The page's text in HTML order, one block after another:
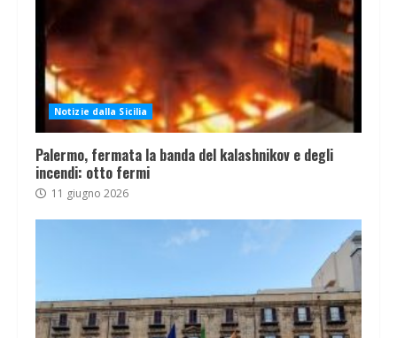
Notizie dalla Sicilia
Palermo, fermata la banda del kalashnikov e degli
incendi: otto fermi
11 giugno 2026